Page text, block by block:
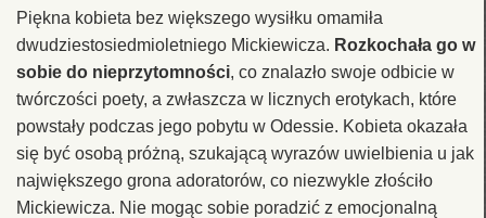
Piękna kobieta bez większego wysiłku omamiła
dwudziestosiedmioletniego Mickiewicza. Rozkochała go w
sobie do nieprzytomności, co znalazło swoje odbicie w
twórczości poety, a zwłaszcza w licznych erotykach, które
powstały podczas jego pobytu w Odessie. Kobieta okazała
się być osobą próżną, szukającą wyrazów uwielbienia u jak
największego grona adoratorów, co niezwykle złościło
Mickiewicza. Nie mogąc sobie poradzić z emocjonalną